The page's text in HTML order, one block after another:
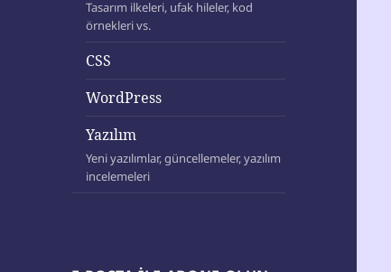
Tasarım ilkeleri, ufak hileler, kod
örnekleri vs.
CSS
WordPress
Yazılım
Yeni yazılımlar, güncellemeler, yazılım
incelemeleri